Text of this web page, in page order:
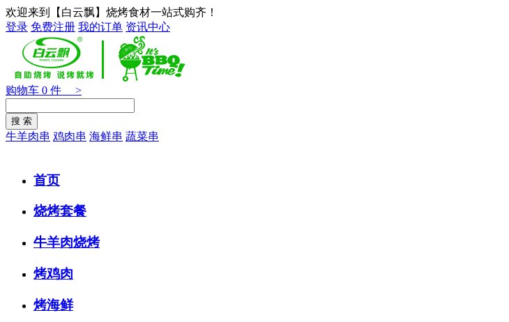
欢迎来到【白云飘】烧烤食材一站式购齐！
登录 免费注册 我的订单 资讯中心
购物车 0 件 >
牛羊肉串 鸡肉串 海鲜串 蔬菜串
首页
烧烤套餐
牛羊肉烧烤
烤鸡肉
烤海鲜